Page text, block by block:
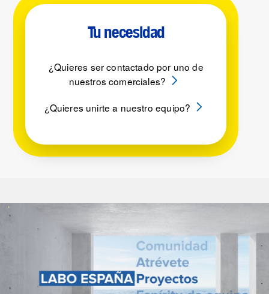
Tu necesidad
¿Quieres ser contactado por uno de
nuestros comerciales?
¿Quieres unirte a nuestro equipo?